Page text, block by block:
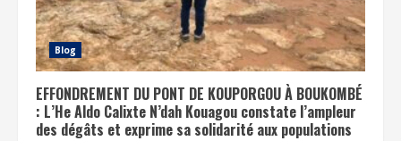
Blog
EFFONDREMENT DU PONT DE KOUPORGOU À BOUKOMBÉ
: L’He Aldo Calixte N’dah Kouagou constate l’ampleur
des dégâts et exprime sa solidarité aux populations